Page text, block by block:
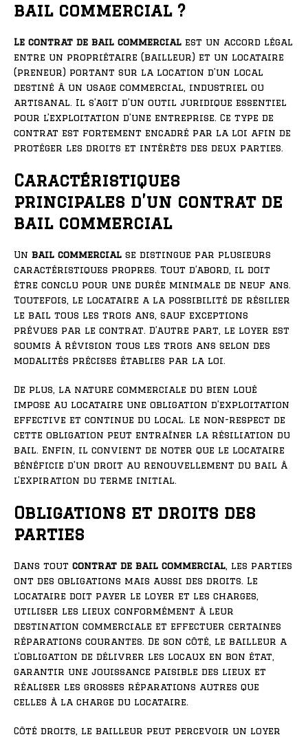
bail commercial ?
Le contrat de bail commercial est un accord légal
entre un propriétaire (bailleur) et un locataire
(preneur) portant sur la location d’un local
destiné à un usage commercial, industriel ou
artisanal. Il s’agit d’un outil juridique essentiel
pour l’exploitation d’une entreprise. Ce type de
contrat est fortement encadré par la loi afin de
protéger les droits et intérêts des deux parties.
Caractéristiques
principales d’un contrat de
bail commercial
Un bail commercial se distingue par plusieurs
caractéristiques propres. Tout d’abord, il doit
être conclu pour une durée minimale de neuf ans.
Toutefois, le locataire a la possibilité de résilier
le bail tous les trois ans, sauf exceptions
prévues par le contrat. D’autre part, le loyer est
soumis à révision tous les trois ans selon des
modalités précises établies par la loi.
De plus, la nature commerciale du bien loué
impose au locataire une obligation d’exploitation
effective et continue du local. Le non-respect de
cette obligation peut entraîner la résiliation du
bail. Enfin, il convient de noter que le locataire
bénéficie d’un droit au renouvellement du bail à
l’expiration du terme initial.
Obligations et droits des
parties
Dans tout contrat de bail commercial , les parties
ont des obligations mais aussi des droits. Le
locataire doit payer le loyer et les charges,
utiliser les lieux conformément à leur
destination commerciale et effectuer certaines
réparations courantes. De son côté, le bailleur a
l’obligation de délivrer les locaux en bon état,
garantir une jouissance paisible des lieux et
réaliser les grosses réparations autres que
celles à la charge du locataire.
Côté droits, le bailleur peut percevoir un loyer